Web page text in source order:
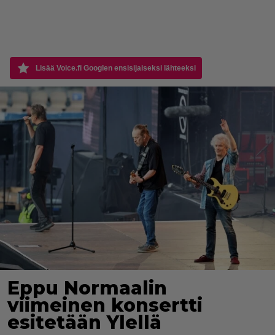
Lisää Voice.fi Googlen ensisijaiseksi lähteeksi
Eppu Normaalin
viimeinen konsertti
esitetään Ylellä